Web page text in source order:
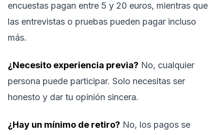
encuestas pagan entre 5 y 20 euros, mientras que
las entrevistas o pruebas pueden pagar incluso
más.
¿Necesito experiencia previa? No, cualquier
persona puede participar. Solo necesitas ser
honesto y dar tu opinión sincera.
¿Hay un mínimo de retiro? No, los pagos se